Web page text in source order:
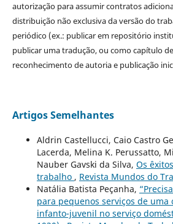
autorização para assumir contratos
distribuição não exclusiva da versão do
periódico (ex.: publicar em repositório
publicar uma tradução, ou como capítulo
reconhecimento de autoria e publicação
Artigos Semelhantes
Aldrin Castellucci, Caio Castro
Lacerda, Melina K. Perussatto,
Nauber Gavski da Silva, Os
trabalho , Revista Mundos do
Natália Batista Peçanha,
para pequenos serviços de uma
infanto-juvenil no serviço